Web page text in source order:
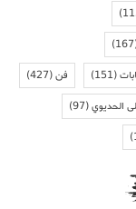
(151) فن(427)
الحديوي(97)